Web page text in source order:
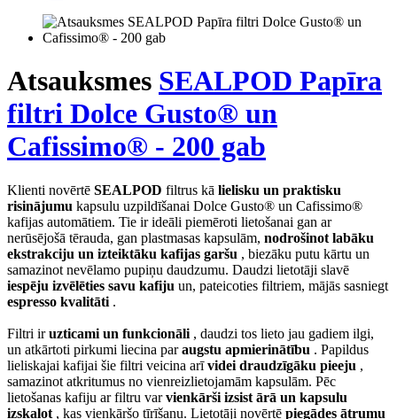
Atsauksmes SEALPOD Papīra
filtri Dolce Gusto® un
Cafissimo® - 200 gab
Klienti novērtē SEALPOD filtrus kā lielisku un praktisku
risinājumu kapsulu uzpildīšanai Dolce Gusto® un Cafissimo®
kafijas automātiem. Tie ir ideāli piemēroti lietošanai gan ar
nerūsējošā tērauda, gan plastmasas kapsulām, nodrošinot labāku
ekstrakciju un izteiktāku kafijas garšu , biezāku putu kārtu un
samazinot nevēlamo pupiņu daudzumu. Daudzi lietotāji slavē
iespēju izvēlēties savu kafiju un, pateicoties filtriem, mājās sasniegt
espresso kvalitāti .
Filtri iruzticami un funkcionāli , daudzi tos lieto jau gadiem ilgi,
un atkārtoti pirkumi liecina paraugstu apmierinātību . Papildus
lieliskajai kafijai šie filtri veicina arīvidei draudzīgāku pieeju ,
samazinot atkritumus no vienreizlietojamām kapsulām. Pēc
lietošanas kafiju ar filtru varvienkārši izsist ārā un kapsulu
izskalot , kas vienkāršo tīrīšanu. Lietotāji novērtē piegādes ātrumu